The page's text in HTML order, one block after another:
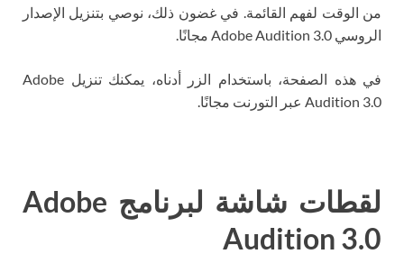
من الوقت لفهم القائمة. في غضون ذلك، نوصي بتنزيل الإصدار
الروسي Adobe Audition 3.0 مجانًا.
في هذه الصفحة، باستخدام الزر أدناه، يمكنك تنزيل Adobe
Audition 3.0 عبر التورنت مجانًا.
لقطات شاشة لبرنامج Adobe
Audition 3.0